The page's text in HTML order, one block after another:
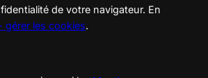
de votre navigateur. En
gérer les cookies.